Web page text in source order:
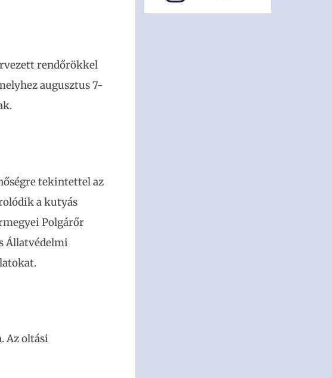
rendőrökkel
augusztus 7-
tekintettel az
a kutyás
Polgárőr
Állatvédelmi
Az oltási